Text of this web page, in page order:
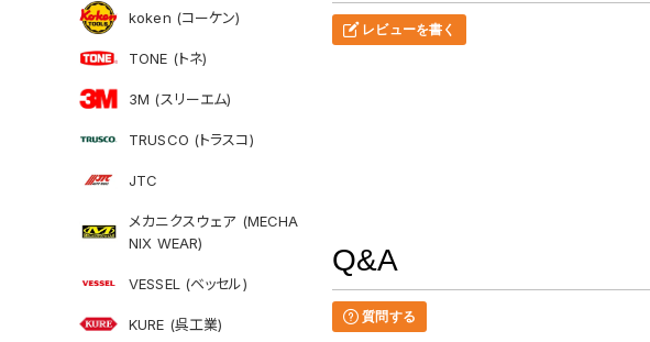
koken (コーケン)
TONE (トネ)
3M (スリーエム)
TRUSCO (トラスコ)
JTC
メカニクスウェア (MECHA
NIX WEAR)
VESSEL (ベッセル)
KURE (呉工業)
レビューを書く
Q&A
質問する